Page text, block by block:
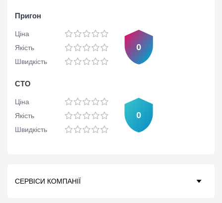
Пригон
Ціна
Якість
Швидкість
0
СТО
Ціна
Якість
Швидкість
0
СЕРВІСИ КОМПАНІЇ